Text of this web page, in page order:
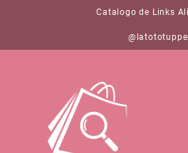
Catalogo de Links